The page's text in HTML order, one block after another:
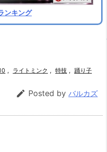
ンキング
, ライトミンク , 特技 , 踊り子
 Posted by バルカズ